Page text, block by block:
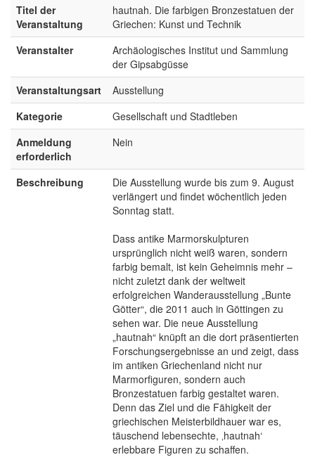
Titel der
Veranstaltung
hautnah. Die farbigen Bronzestatuen der
Griechen: Kunst und Technik
Veranstalter
Archäologisches Institut und Sammlung
der Gipsabgüsse
Veranstaltungsart
Ausstellung
Kategorie
Gesellschaft und Stadtleben
Anmeldung
erforderlich
Nein
Beschreibung
Die Ausstellung wurde bis zum 9. August
verlängert und findet wöchentlich jeden
Sonntag statt.
Dass antike Marmorskulpturen
ursprünglich nicht weiß waren, sondern
farbig bemalt, ist kein Geheimnis mehr –
nicht zuletzt dank der weltweit
erfolgreichen Wanderausstellung „Bunte
Götter“, die 2011 auch in Göttingen zu
sehen war. Die neue Ausstellung
„hautnah“ knüpft an die dort präsentierten
Forschungsergebnisse an und zeigt, dass
im antiken Griechenland nicht nur
Marmorfiguren, sondern auch
Bronzestatuen farbig gestaltet waren.
Denn das Ziel und die Fähigkeit der
griechischen Meisterbildhauer war es,
täuschend lebensechte, ‚hautnah‘
erlebbare Figuren zu schaffen.